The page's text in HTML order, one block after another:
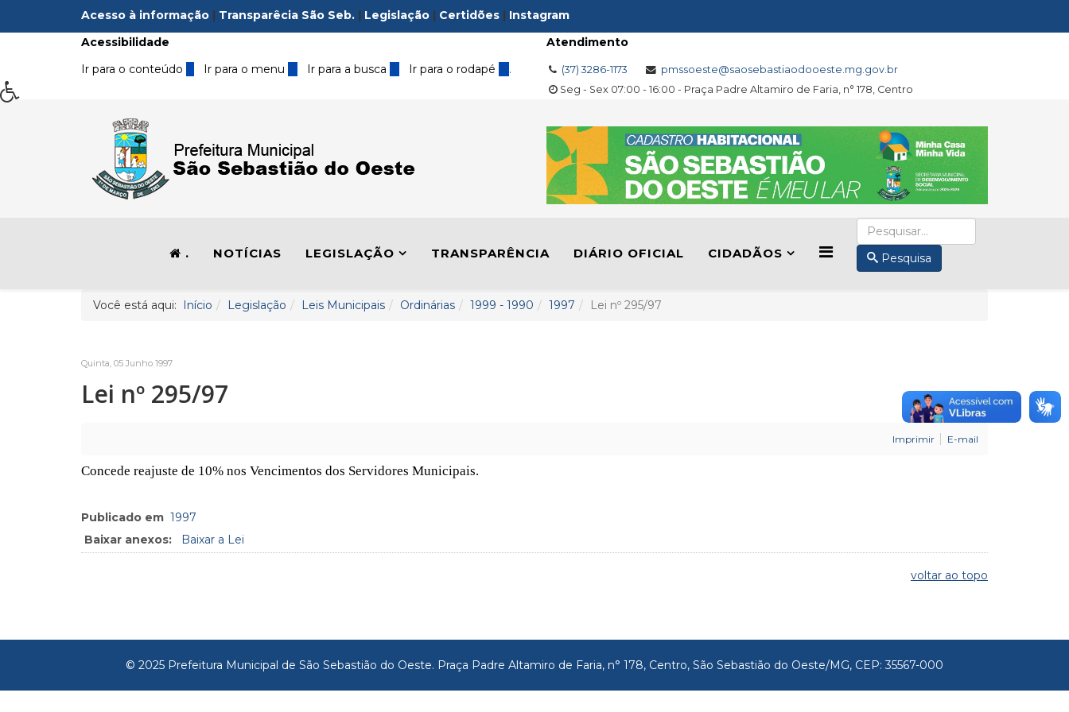
Acesso à informação | Transparêcia São Seb. | Legislação | Certidões | Instagram
Acessibilidade
Ir para o conteúdo 1 Ir para o menu 2 Ir para a busca3 Ir para o rodapé 4 .
Atendimento
(37) 3286-1173
pmssoeste@saosebastiaodooeste.mg.gov.br
Seg - Sex 07:00 - 16:00 - Praça Padre Altamiro de Faria, n° 178, Centro
. NOTÍCIAS LEGISLAÇÃO TRANSPARÊNCIA DIÁRIO OFICIAL CIDADÃOS Pesquisa
Você está aqui: Início Legislação Leis Municipais Ordinárias 1999 - 1990 1997 Lei nº 295/97
Quinta, 05 Junho 1997
Lei nº 295/97
Imprimir E-mail
Concede reajuste de 10% nos Vencimentos dos Servidores Municipais.
Publicado em 1997
Baixar anexos:
Baixar a Lei
voltar ao topo
© 2025 Prefeitura Municipal de São Sebastião do Oeste. Praça Padre Altamiro de Faria, n° 178, Centro, São Sebastião do Oeste/MG, CEP: 35567-000